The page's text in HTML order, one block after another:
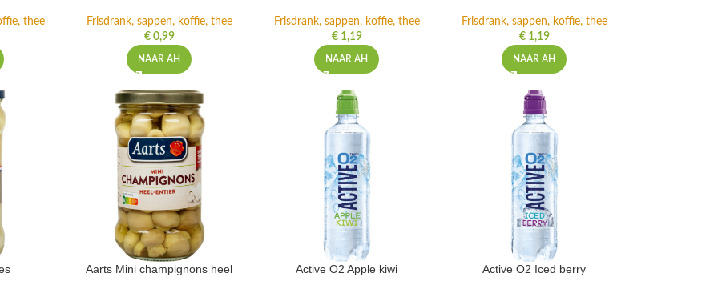
thee
Frisdrank, sappen, koffie, thee
€0,99
NAAR AH
Frisdrank, sappen, koffie, thee
€1,19
NAAR AH
Frisdrank, sappen, koffie, thee
€1,19
NAAR AH
Aarts Mini champignons heel Active O2 Apple kiwi Active O2 Iced berry